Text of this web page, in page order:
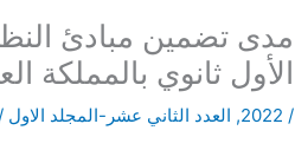
الأول ثانوي بالمملكة
/
2022
, العدد الثاني عشر-المجلد الاول